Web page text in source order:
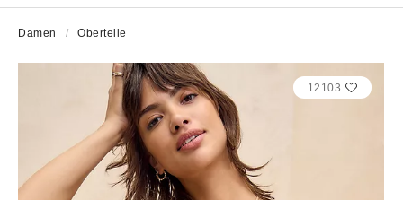
Damen Oberteile
12103